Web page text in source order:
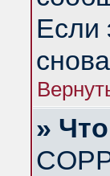
Если
»